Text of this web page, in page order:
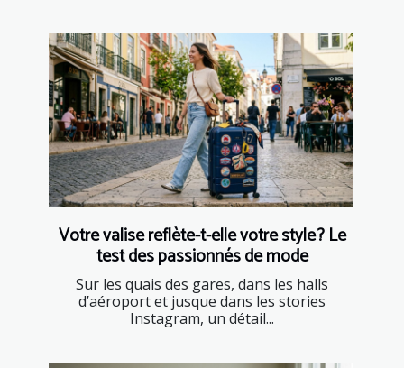
Votre valise reflète-t-elle votre style ? Le
test des passionnés de mode
Sur les quais des gares, dans les halls
d’aéroport et jusque dans les stories
Instagram, un détail...